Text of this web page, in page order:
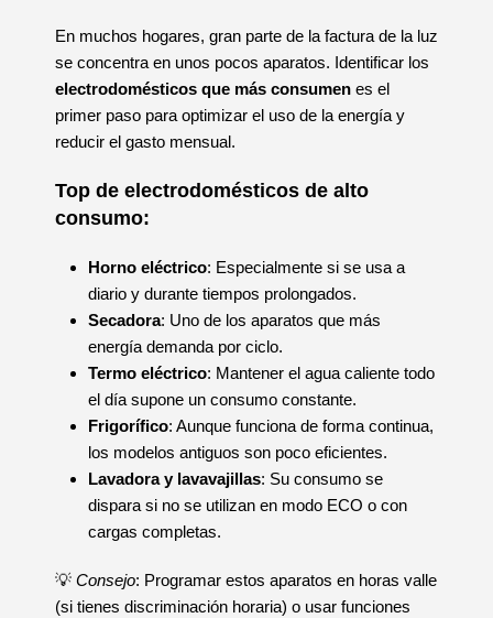
En muchos hogares, gran parte de la factura de la luz
se concentra en unos pocos aparatos. Identificar los
electrodomésticos que más consumen es el
primer paso para optimizar el uso de la energía y
reducir el gasto mensual.
Top de electrodomésticos de alto
consumo:
Horno eléctrico: Especialmente si se usa a
diario y durante tiempos prolongados.
Secadora: Uno de los aparatos que más
energía demanda por ciclo.
Termo eléctrico: Mantener el agua caliente todo
el día supone un consumo constante.
Frigorífico: Aunque funciona de forma continua,
los modelos antiguos son poco eficientes.
Lavadora y lavavajillas: Su consumo se
dispara si no se utilizan en modo ECO o con
cargas completas.
💡 Consejo: Programar estos aparatos en horas valle
(si tienes discriminación horaria) o usar funciones